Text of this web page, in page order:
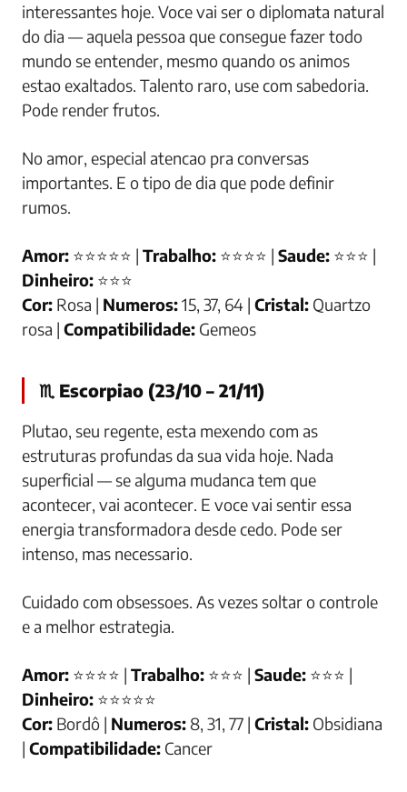
interessantes hoje. Voce vai ser o diplomata natural
do dia — aquela pessoa que consegue fazer todo
mundo se entender, mesmo quando os animos
estao exaltados. Talento raro, use com sabedoria.
Pode render frutos.
No amor, especial atencao pra conversas
importantes. E o tipo de dia que pode definir
rumos.
Amor: ⭐⭐⭐⭐⭐ | Trabalho: ⭐⭐⭐⭐ | Saude: ⭐⭐⭐ |
Dinheiro: ⭐⭐⭐
Cor: Rosa | Numeros:15, 37, 64 | Cristal: Quartzo
rosa | Compatibilidade: Gemeos
♏ Escorpiao (23/10 – 21/11)
Plutao, seu regente, esta mexendo com as
estruturas profundas da sua vida hoje. Nada
superficial — se alguma mudanca tem que
acontecer, vai acontecer. E voce vai sentir essa
energia transformadora desde cedo. Pode ser
intenso, mas necessario.
Cuidado com obsessoes. As vezes soltar o controle
e a melhor estrategia.
Amor: ⭐⭐⭐⭐ | Trabalho: ⭐⭐⭐ | Saude: ⭐⭐⭐ |
Dinheiro: ⭐⭐⭐⭐⭐
Cor: Bordô | Numeros: 8, 31, 77 | Cristal: Obsidiana
| Compatibilidade: Cancer